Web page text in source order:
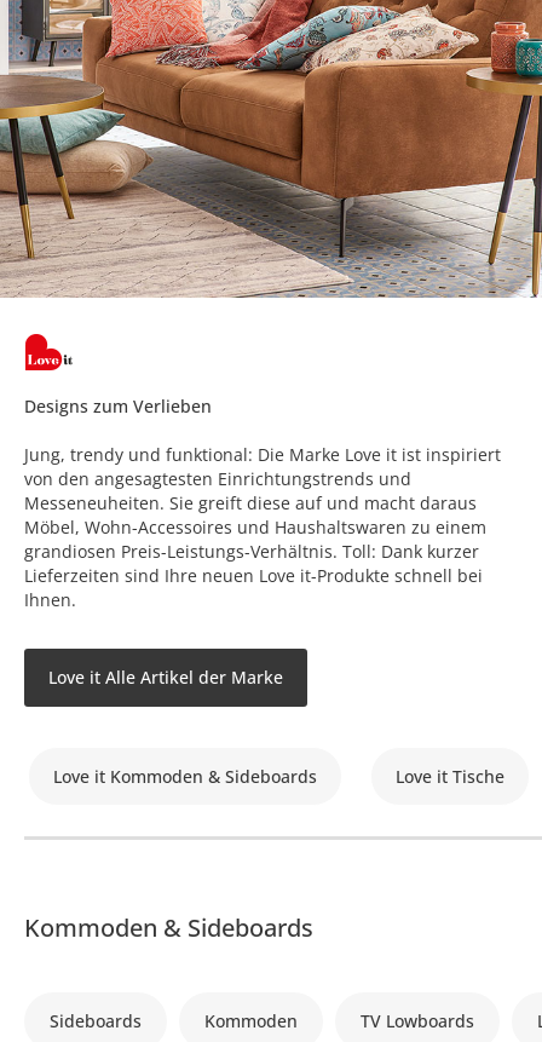
Designs zum Verlieben
Jung, trendy und funktional: Die Marke Love it ist inspiriert
von den angesagtesten Einrichtungstrends und
Messeneuheiten. Sie greift diese auf und macht daraus
Möbel, Wohn-Accessoires und Haushaltswaren zu einem
grandiosen Preis-Leistungs-Verhältnis. Toll: Dank kurzer
Lieferzeiten sind Ihre neuen Love it-Produkte schnell bei
Ihnen.
Love it Alle Artikel der Marke
Love it Kommoden & Sideboards Love it Tische
Kommoden & Sideboards
Sideboards Kommoden TV Lowboards